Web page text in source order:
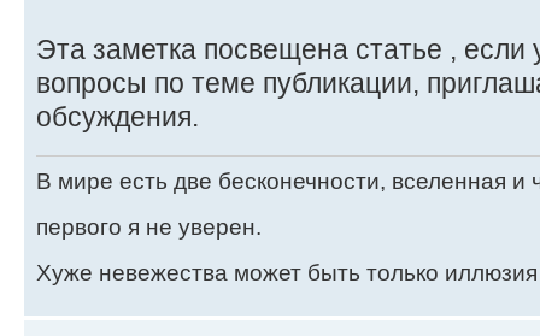
Эта заметка посвещена статье , если
вопроcы по теме публикации,
обсуждения.
В мире есть две бесконечности, вселенная и
первого я не уверен.
Хуже невежества может быть только